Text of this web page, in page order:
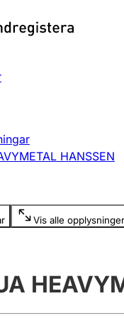
HANSSEN
Vis alle opplysninger